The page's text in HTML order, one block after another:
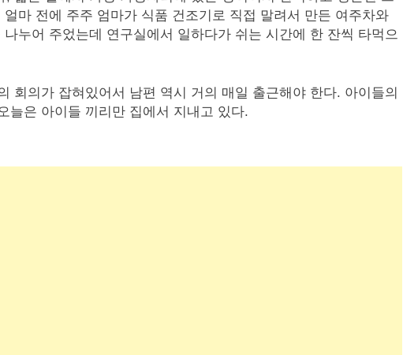
마 전에 주주 엄마가 식품 건조기로 직접 말려서 만든 여주차와
누어 주었는데 연구실에서 일하다가 쉬는 시간에 한 잔씩 타먹으
회의가 잡혀있어서 남편 역시 거의 매일 출근해야 한다. 아이들의
늘은 아이들 끼리만 집에서 지내고 있다.